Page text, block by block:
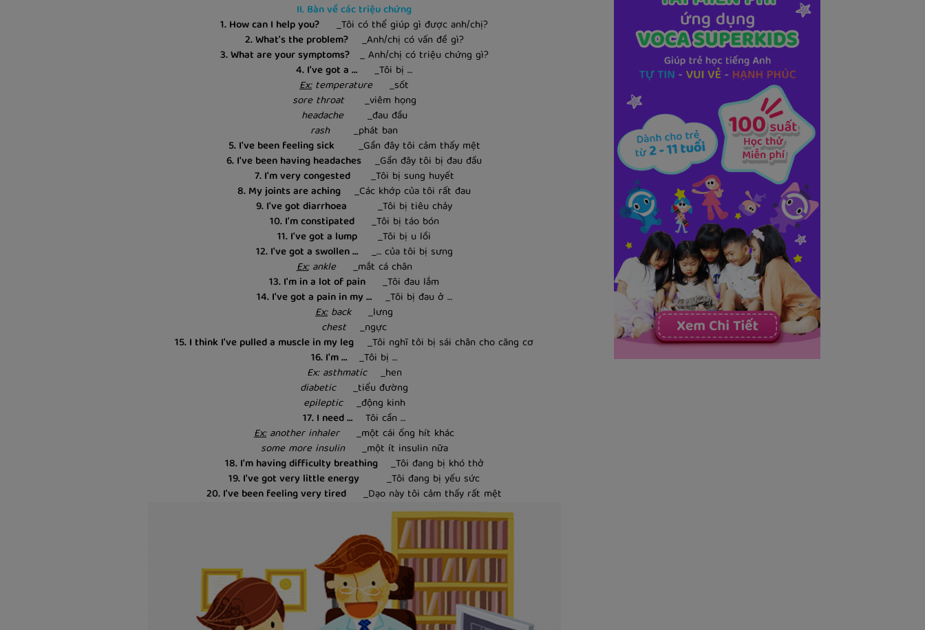
II. Bàn về các triệu chứng
1. How can I help you? _Tôi có thể giúp gì được anh/chị?
2. What's the problem?_Anh/chị có vấn đề gì?
3. What are your symptoms?_ Anh/chị có triệu chứng gì?
4. I've got a … _Tôi bị …
Ex:temperature_sốt
sore throat_viêm họng
headache_đau đầu
rash_phát ban
5. I've been feeling sick _Gần đây tôi cảm thấy mệt
6. I've been having headaches _Gần đây tôi bị đau đầu
7. I'm very congested_Tôi bị sung huyết
8. My joints are aching _Các khớp của tôi rất đau
9. I've got diarrhoea _Tôi bị tiêu chảy
10. I'm constipated_Tôi bị táo bón
11. I've got a lump _Tôi bị u lồi
12. I've got a swollen …_… của tôi bị sưng
Ex:ankle_mắt cá chân
13. I'm in a lot of pain _Tôi đau lắm
14. I've got a pain in my …_Tôi bị đau ở …
Ex:back_lưng
chest_ngực
15. I think I've pulled a muscle in my leg _Tôi nghĩ tôi bị sái chân cho căng cơ
16. I'm …
_Tôi bị …
Ex: asthmatic_hen
diabetic_tiểu đường
epileptic_động kinh
17. I need …
Tôi cần …
Ex:another inhaler_một cái ống hít khác
some more insulin_một ít insulin nữa
18. I'm having difficulty breathing
_Tôi đang bị khó thở
19. I've got very little energy _Tôi đang bị yếu sức
20. I've been feeling very tired _Dạo này tôi cảm thấy rất mệt